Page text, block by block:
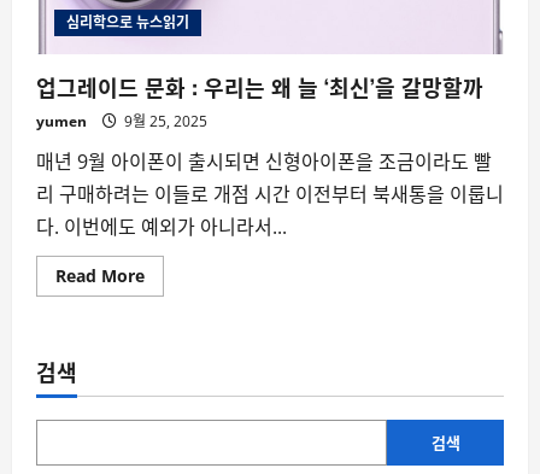
심리학으로 뉴스읽기
업그레이드 문화 : 우리는 왜 늘 ‘최신’을 갈망할까
yumen 9월 25, 2025
매년 9월 아이폰이 출시되면 신형아이폰을 조금이라도 빨
리 구매하려는 이들로 개점 시간 이전부터 북새통을 이룹니
다. 이번에도 예외가 아니라서...
Read MoreRead
more
드
화
우
검색
검색